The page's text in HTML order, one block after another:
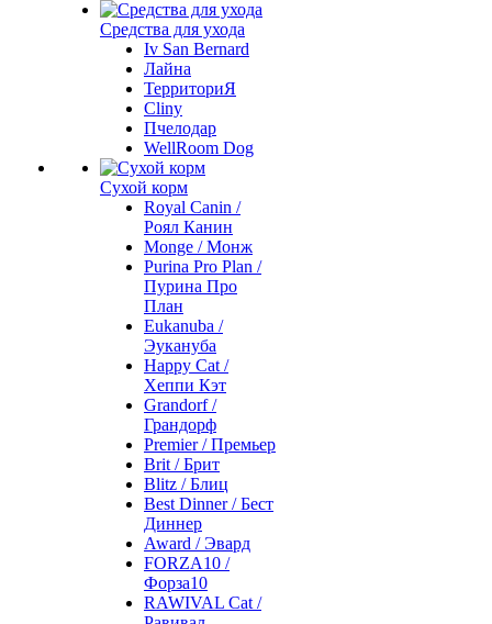
Средства для ухода
Iv San Bernard
Лайна
ТерриториЯ
Cliny
Пчелодар
WellRoom Dog
Сухой корм
Royal Canin /
Роял Канин
Monge / Монж
Purina Pro Plan /
Пурина Про
План
Eukanuba /
Эукануба
Happy Cat /
Хеппи Кэт
Grandorf /
Грандорф
Premier / Премьер
Brit / Брит
Blitz / Блиц
Best Dinner / Бест
Диннер
Award / Эвард
FORZA10 /
Форза10
RAWIVAL Cat /